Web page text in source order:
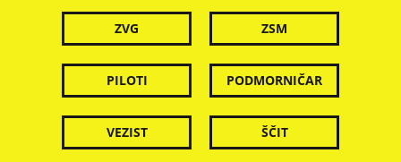
ZVG ZSM
PILOTI PODMORNIČAR
VEZIST ŠČIT